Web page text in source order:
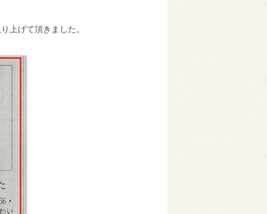
上げて頂きました。